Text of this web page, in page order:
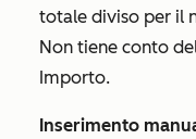
totale diviso per il
Non tiene conto
Importo.
Inserimento